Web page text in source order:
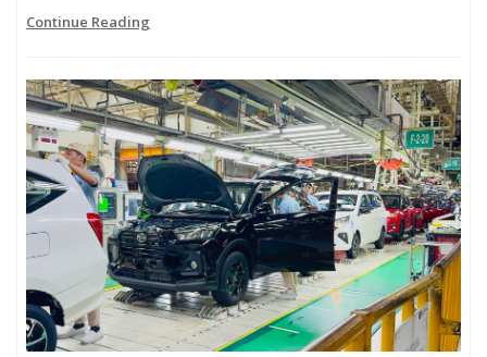
Continue Reading